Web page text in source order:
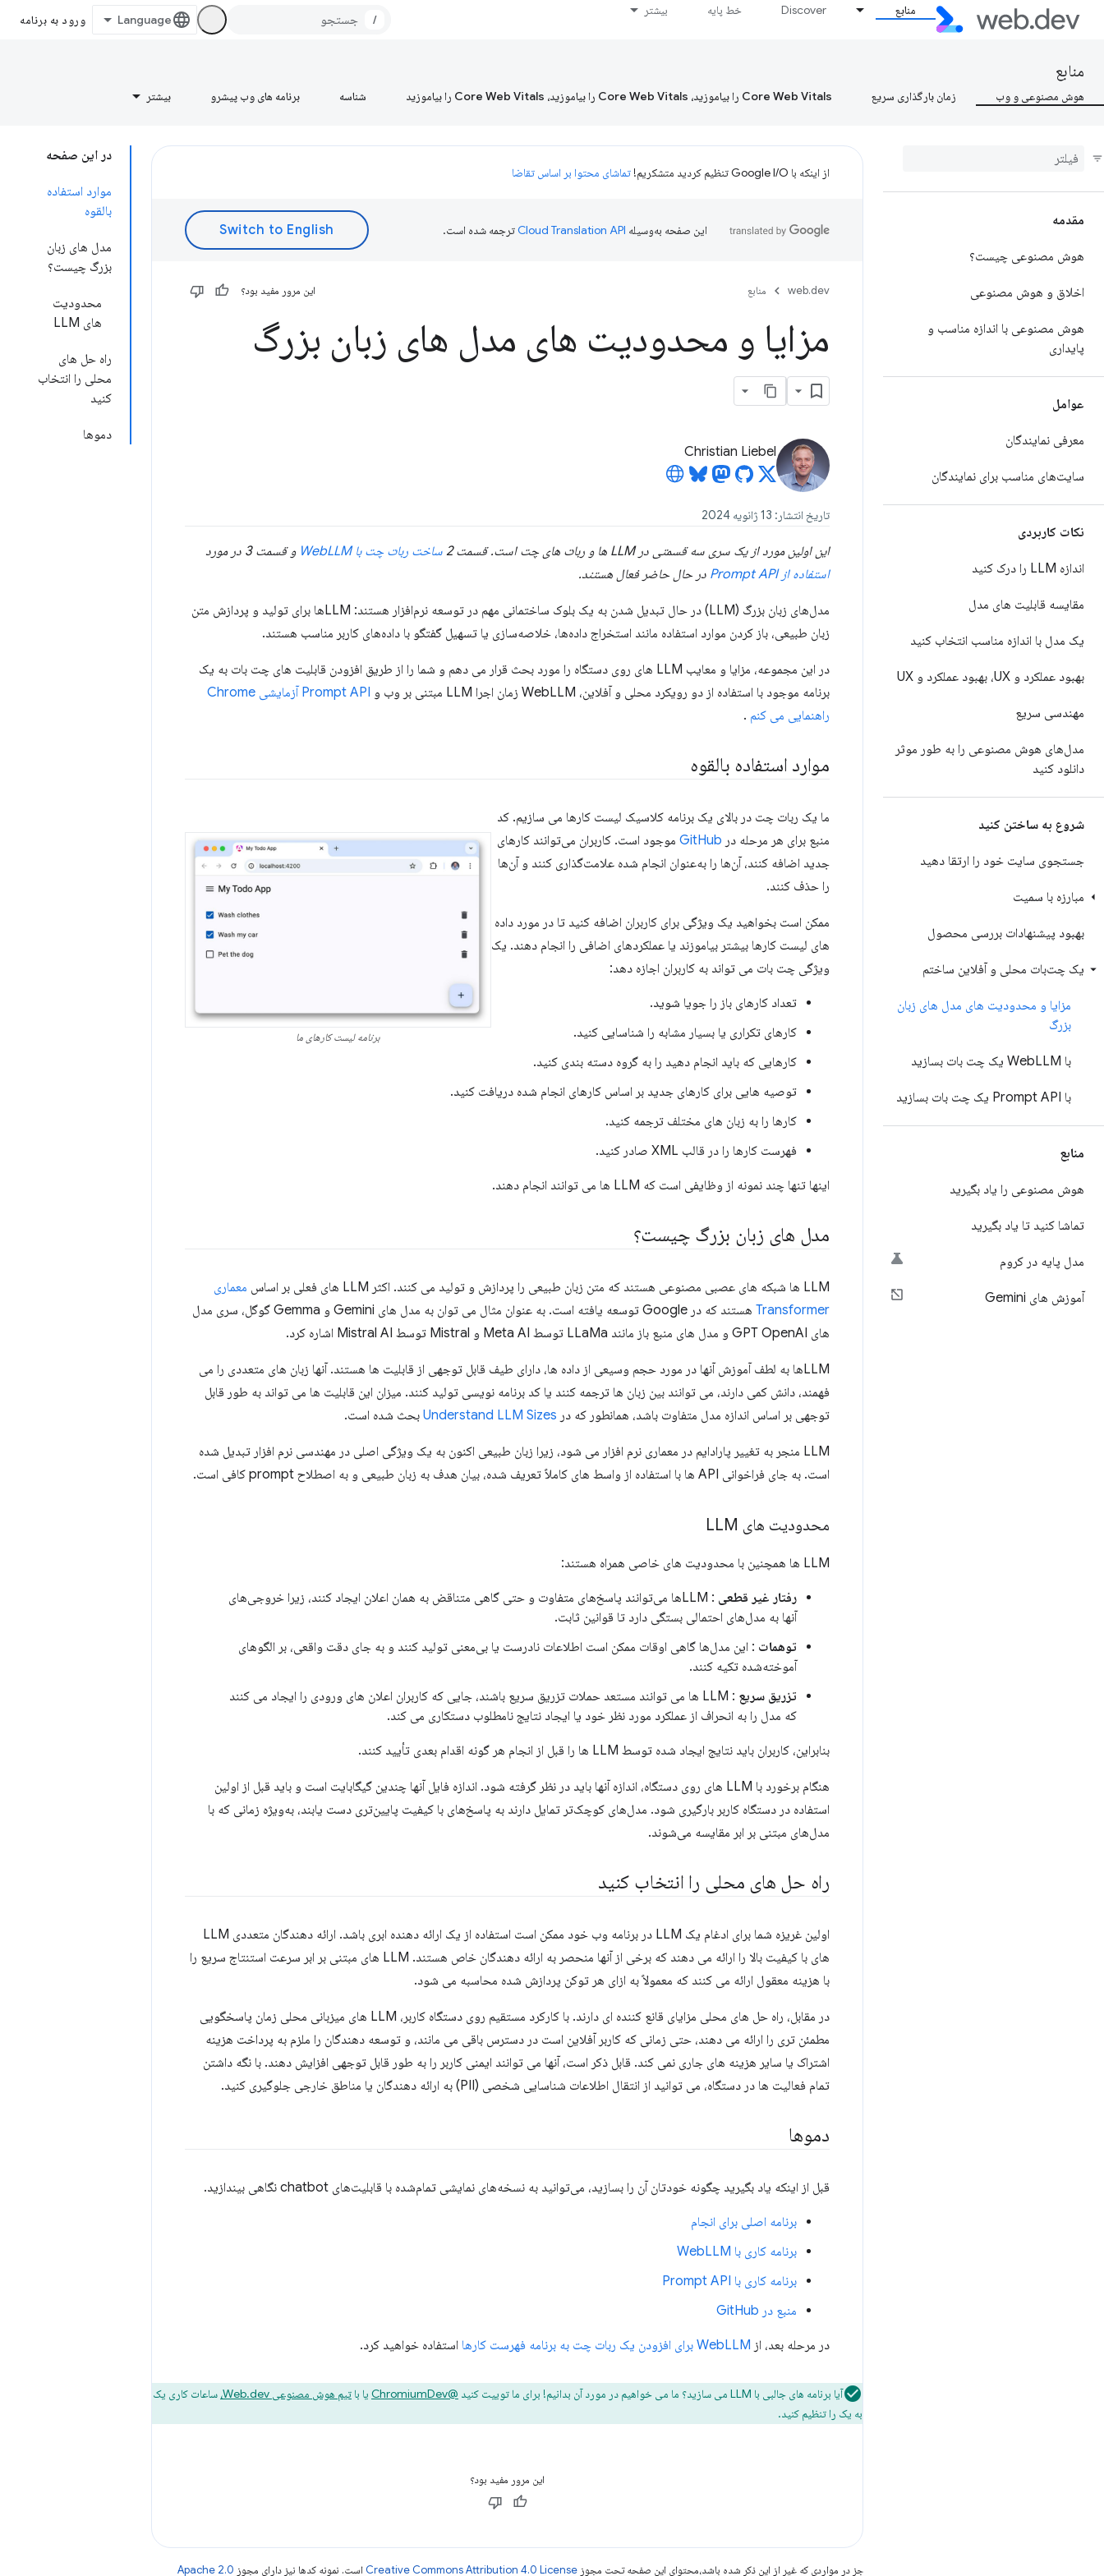
منابع Discover خط پایه بیشتر
/ ورود به برنامه
منابع
هوش مصنوعی و وب زمان بارگذاری سریع Core Web Vitals را بیاموزید، Core Web Vitals را بیاموزید، Core Web Vitals را بیاموزید شناسه برنامه های وب پیشرو بیشتر
مقدمه
هوش مصنوعی چیست؟
اخلاق و هوش مصنوعی
هوش مصنوعی با اندازه مناسب و
پایداری
عوامل
معرفی نمایندگان
سایت‌های مناسب برای نمایندگان
نکات کاربردی
اندازه LLM را درک کنید
مقایسه قابلیت های مدل
یک مدل با اندازه مناسب انتخاب کنید
بهبود عملکرد و UX، بهبود عملکرد و UX
مهندسی سریع
مدل‌های هوش مصنوعی را به طور موثر
دانلود کنید
شروع به ساختن کنید
جستجوی سایت خود را ارتقا دهید
مبارزه با سمیت
بهبود پیشنهادات بررسی محصول
یک چت‌بات محلی و آفلاین ساختم
مزایا و محدودیت های مدل های زبان
بزرگ
با Web LLM یک چت بات بسازید
با Prompt API یک چت بات بسازید
منابع
هوش مصنوعی را یاد بگیرید
تماشا کنید تا یاد بگیرید
مدل پایه در کروم
آموزش های Gemini
در این صفحه
موارد استفاده
بالقوه
مدل های زبان
بزرگ چیست؟
محدودیت
های LLM
راه حل های
محلی را انتخاب
کنید
دموها
از اینکه با Google I/O تنظیم کردید متشکریم! تماشای محتوا بر اساس تقاضا
این صفحه به‌وسیله ترجمه شده است.
web.dev منابع این مرور مفید بود؟
مزایا و محدودیت های مدل های زبان بزرگ
Christian Liebel
تاریخ انتشار: 13 ژانویه 2024
این اولین مورد از یک سری سه قسمتی در LLM ها و ربات های چت است. قسمت 2 ساخت ربات چت با WebLLM
و قسمت 3 در مورد
استفاده از Prompt API
در حال حاضر فعال هستند.
مدل‌های زبان بزرگ (LLM) در حال تبدیل شدن به یک بلوک ساختمانی مهم در توسعه نرم‌افزار هستند: LLM‌ها برای تولید و پردازش متن
زبان طبیعی، باز کردن موارد استفاده مانند استخراج داده‌ها، خلاصه‌سازی یا تسهیل گفتگو با داده‌های کاربر مناسب هستند.
در این مجموعه، مزایا و معایب LLM های روی دستگاه را مورد بحث قرار می دهم و شما را از طریق افزودن قابلیت های چت بات به یک
برنامه موجود با استفاده از دو رویکرد محلی و آفلاین، WebLLM زمان اجرا LLM مبتنی بر وب و
Prompt API آزمایشی Chrome
راهنمایی می کنم .
موارد استفاده بالقوه
برنامه لیست کارهای ما
ما یک ربات چت در بالای یک برنامه کلاسیک لیست کارها می سازیم. کد
منبع برای هر مرحله در GitHub موجود است. کاربران می‌توانند کارهای
جدید اضافه کنند، آن‌ها را به‌عنوان انجام شده علامت‌گذاری کنند و آن‌ها
را حذف کنند.
ممکن است بخواهید یک ویژگی برای کاربران اضافه کنید تا در مورد داده
های لیست کارها بیشتر بیاموزند یا عملکردهای اضافی را انجام دهند. یک
ویژگی چت بات می تواند به کاربران اجازه دهد:
تعداد کارهای باز را جویا شوید.
کارهای تکراری یا بسیار مشابه را شناسایی کنید.
کارهایی که باید انجام دهید را به گروه دسته بندی کنید.
توصیه هایی برای کارهای جدید بر اساس کارهای انجام شده دریافت کنید.
کارها را به زبان های مختلف ترجمه کنید.
فهرست کارها را در قالب XML صادر کنید.
اینها تنها چند نمونه از وظایفی است که LLM ها می توانند انجام دهند.
مدل های زبان بزرگ چیست؟
LLM ها شبکه های عصبی مصنوعی هستند که متن زبان طبیعی را پردازش و تولید می کنند. اکثر LLM های فعلی بر اساس
معماری
Transformer
هستند که در Google توسعه یافته است. به عنوان مثال می توان به مدل های Gemini و Gemma گوگل، سری مدل
های GPT OpenAI و مدل های منبع باز مانند LLaMa توسط Meta AI و Mistral توسط Mistral AI اشاره کرد.
LLMها به لطف آموزش آنها در مورد حجم وسیعی از داده ها، دارای طیف قابل توجهی از قابلیت ها هستند. آنها زبان های متعددی را می
فهمند، دانش کمی دارند، می توانند بین زبان ها ترجمه کنند یا کد برنامه نویسی تولید کنند. میزان این قابلیت ها می تواند به طور قابل
توجهی بر اساس اندازه مدل متفاوت باشد، همانطور که در Understand LLM Sizes بحث شده است.
LLM منجر به تغییر پارادایم در معماری نرم افزار می شود، زیرا زبان طبیعی اکنون به یک ویژگی اصلی در مهندسی نرم افزار تبدیل شده
است. به جای فراخوانی API ها با استفاده از واسط های کاملاً تعریف شده، بیان هدف به زبان طبیعی و به اصطلاح prompt کافی است.
محدودیت های LLM
LLM ها همچنین با محدودیت های خاصی همراه هستند:
رفتار غیر قطعی
: LLMها می‌توانند پاسخ‌های متفاوت و حتی گاهی متناقض به همان اعلان ایجاد کنند، زیرا خروجی‌های
آنها به مدل‌های احتمالی بستگی دارد تا قوانین ثابت.
توهمات : این مدل‌ها گاهی اوقات ممکن است اطلاعات نادرست یا بی‌معنی تولید کنند و به جای دقت واقعی، بر الگوهای
آموخته‌شده تکیه کنند.
تزریق سریع
: LLM ها می توانند مستعد حملات تزریق سریع باشند، جایی که کاربران اعلان های ورودی را ایجاد می کنند
که مدل را به انحراف از عملکرد مورد نظر خود یا ایجاد نتایج نامطلوب دستکاری می کند.
بنابراین، کاربران باید نتایج ایجاد شده توسط LLM ها را قبل از انجام هر گونه اقدام بعدی تأیید کنند.
هنگام برخورد با LLM های روی دستگاه، اندازه آنها باید در نظر گرفته شود. اندازه فایل آنها چندین گیگابایت است و باید قبل از اولین
استفاده در دستگاه کاربر بارگیری شود. مدل‌های کوچک‌تر تمایل دارند به پاسخ‌های با کیفیت پایین‌تری دست یابند، به‌ویژه زمانی که با
مدل‌های مبتنی بر ابر مقایسه می‌شوند.
راه حل های محلی را انتخاب کنید
اولین غریزه شما برای ادغام یک LLM در برنامه وب خود ممکن است استفاده از یک ارائه دهنده ابری باشد. ارائه دهندگان متعددی LLM
های با کیفیت بالا را ارائه می دهند که برخی از آنها منحصر به ارائه دهندگان خاص هستند. LLM های مبتنی بر ابر سرعت استنتاج سریع را
با هزینه معقول ارائه می کنند که معمولاً به ازای هر توکن پردازش شده محاسبه می شود.
در مقابل، راه حل های محلی مزایای قانع کننده ای دارند. با کارکرد مستقیم روی دستگاه کاربر، LLM های میزبانی محلی زمان پاسخگویی
مطمئن تری را ارائه می دهند، حتی زمانی که کاربر آفلاین است در دسترس باقی می مانند، و توسعه دهندگان را ملزم به پرداخت هزینه
اشتراک یا سایر هزینه های جاری نمی کند. قابل ذکر است، آنها می توانند ایمنی کاربر را به طور قابل توجهی افزایش دهند. با نگه داشتن
تمام فعالیت ها در دستگاه، می توانید از انتقال اطلاعات شناسایی شخصی (PII) به ارائه دهندگان یا مناطق خارجی جلوگیری کنید.
دموها
قبل از اینکه یاد بگیرید چگونه خودتان آن را بسازید، می‌توانید به نسخه‌های نمایشی تمام‌شده با قابلیت‌های chatbot نگاهی بیندازید.
برنامه اصلی برای انجام
برنامه کاری با WebLLM
برنامه کاری با Prompt API
منبع در GitHub
در مرحله بعد، از WebLLM برای افزودن یک ربات چت به برنامه فهرست کارها استفاده خواهید کرد.
آیا برنامه های جالبی با LLM می سازید؟ ما می خواهیم در مورد آن بدانیم! برای ما توییت کنید @ChromiumDev یا با تیم هوش مصنوعی Web.dev،
ساعات کاری یک
به یک را تنظیم کنید.
این مرور مفید بود؟
جز در مواردی که غیر از این ذکر شده باشد،‌محتوای این صفحه تحت مجوز Creative Commons Attribution 4.0 License است. نمونه کدها نیز دارای مجوز Apache 2.0